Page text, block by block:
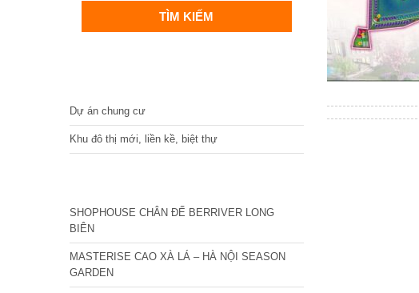
Dự án chung cư
Khu đô thị mới, liền kề, biệt thự
SHOPHOUSE CHÂN ĐẾ BERRIVER LONG
BIÊN
MASTERISE CAO XÀ LÁ – HÀ NỘI SEASON
GARDEN